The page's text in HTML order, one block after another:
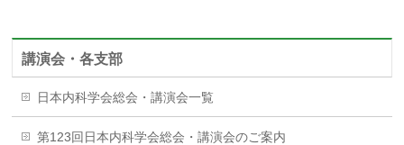
講演会・各支部
日本内科学会総会・講演会一覧
第123回日本内科学会総会・講演会のご案内